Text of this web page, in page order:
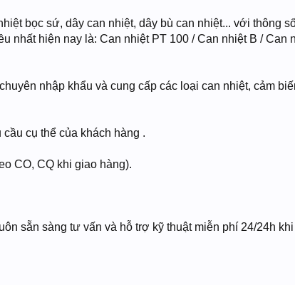
bọc sứ, dây can nhiệt, dây bù can nhiệt... với thông
hiện nay là: Can nhiệt PT 100 / Can nhiệt B / Can
nhập khẩu và cung cấp các loại can nhiệt, cảm
cụ thể của khách hàng .
CO, CQ khi giao hàng).
sẵn sàng tư vấn và hỗ trợ kỹ thuật miễn phí 24/24h